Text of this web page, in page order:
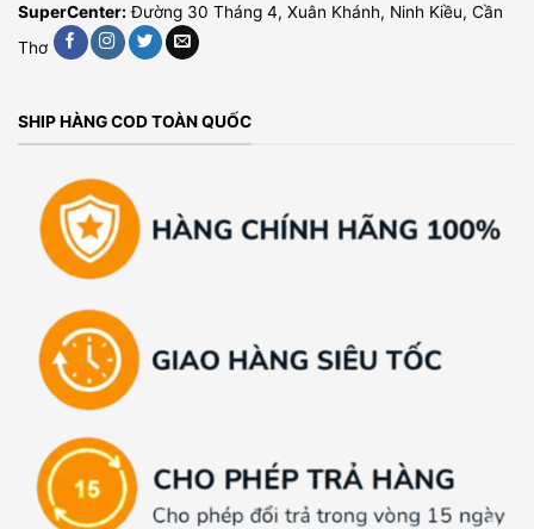
SuperCenter: Đường 30 Tháng 4, Xuân Khánh, Ninh Kiều, Cần
Thơ
SHIP HÀNG COD TOÀN QUỐC